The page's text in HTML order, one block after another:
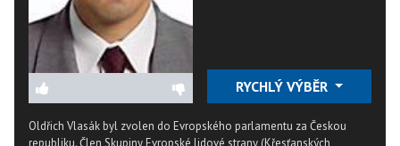
RYCHLÝ VÝBĚR
Oldřich Vlasák byl zvolen do Evropského parlamentu za Českou
republiku. Člen Skupiny Evropské lidové strany (Křesťanských